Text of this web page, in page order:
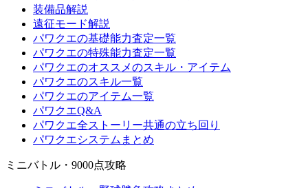
装備品解説
遠征モード解説
パワクエの基礎能力査定一覧
パワクエの特殊能力査定一覧
パワクエのオススメのスキル・アイテム
パワクエのスキル一覧
パワクエのアイテム一覧
パワクエQ&A
パワクエ全ストーリー共通の立ち回り
パワクエシステムまとめ
ミニバトル・9000点攻略